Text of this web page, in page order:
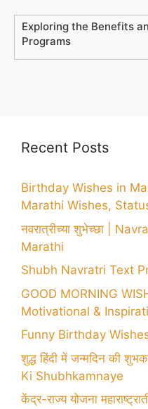
Exploring the Benefits
Programs
Recent Posts
Birthday Wishes in
Marathi Wishes,
नवरात्रीच्या शुभेच्छा |
Marathi
Shubh Navratri Text
GOOD MORNING
Motivational &
Funny Birthday
शुद्ध हिंदी में जन्मदिन की
Ki Shubhkamnaye
केंद्र-राज्य योजना